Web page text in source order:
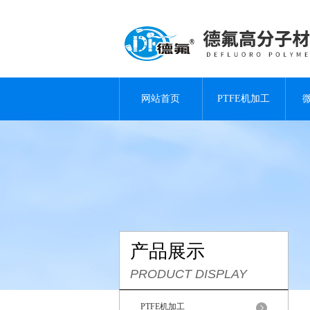
网站首页 PTFE机加工
产品展示
PRODUCT DISPLAY
PTFE机加工